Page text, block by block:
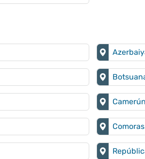
Camerún
Comoras